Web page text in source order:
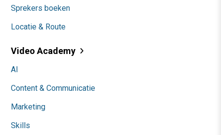
Sprekers boeken
Locatie & Route
Video Academy
AI
Content & Communicatie
Marketing
Skills